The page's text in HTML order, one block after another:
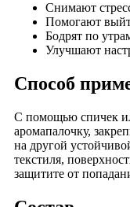
Снимают
Помогают
Бодрят по
Улучшают
Способ
С помощью спичек
аромапалочку,
на другой
текстиля,
защитите от